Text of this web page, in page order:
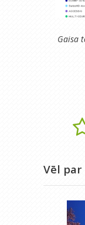
Gaisa
Vēl par